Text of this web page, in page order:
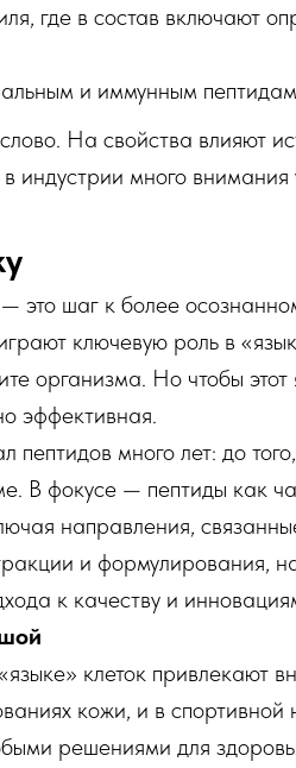
где в состав включают
и иммунным
На свойства влияют
индустрии много внимания
это шаг к более
ключевую роль в
организма. Но чтобы этот
эффективная.
пептидов много лет: до
В фокусе — пептиды как
направления,
и формулирования,
к качеству и
клеток привлекают
кожи, и в спортивной
решениями для